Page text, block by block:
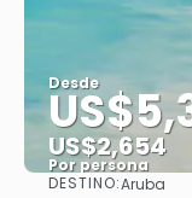
Desde
US$2,654
Por persona
DESTINO:Aruba